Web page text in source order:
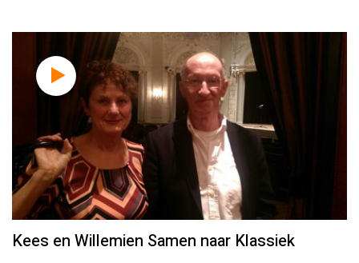
Kees en Willemien Samen naar Klassiek